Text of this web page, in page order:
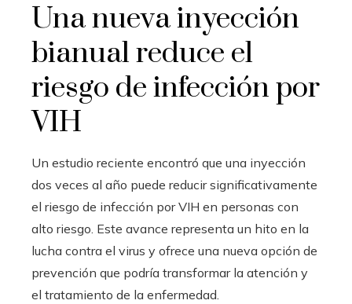
Una nueva inyección
bianual reduce el
riesgo de infección por
VIH
Un estudio reciente encontró que una inyección
dos veces al año puede reducir significativamente
el riesgo de infección por VIH en personas con
alto riesgo. Este avance representa un hito en la
lucha contra el virus y ofrece una nueva opción de
prevención que podría transformar la atención y
el tratamiento de la enfermedad.